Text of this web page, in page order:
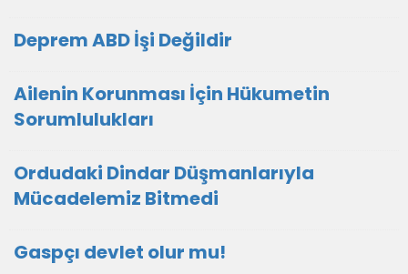
Deprem ABD İşi Değildir
Ailenin Korunması İçin Hükumetin
Sorumlulukları
Ordudaki Dindar Düşmanlarıyla
Mücadelemiz Bitmedi
Gaspçı devlet olur mu!